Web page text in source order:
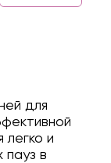
для
и
пауз в